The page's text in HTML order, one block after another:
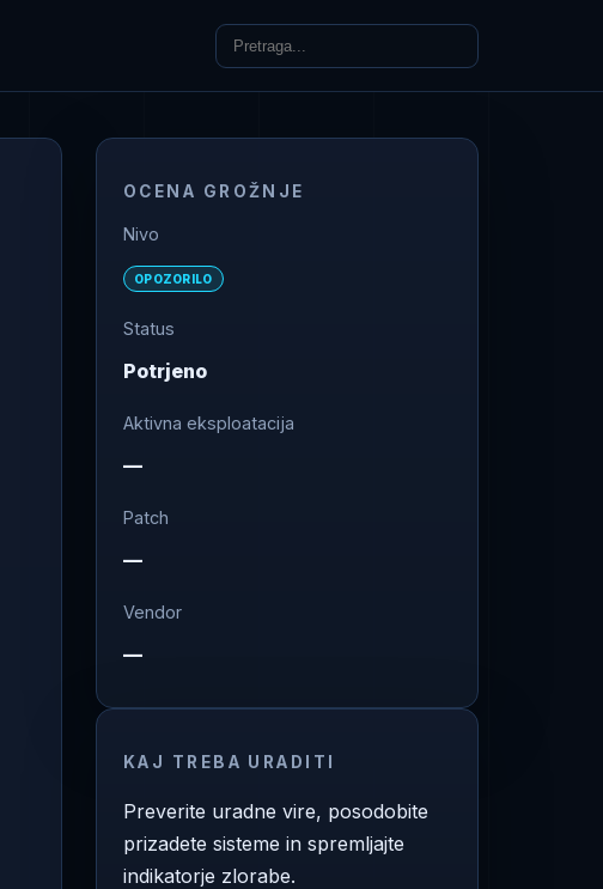
OCENA GROŽNJE
Nivo
OPOZORILO
Status
Potrjeno
Aktivna eksploatacija
—
Patch
—
Vendor
—
KAJ TREBA URADITI
Preverite uradne vire, posodobite
prizadete sisteme in spremljajte
indikatorje zlorabe.